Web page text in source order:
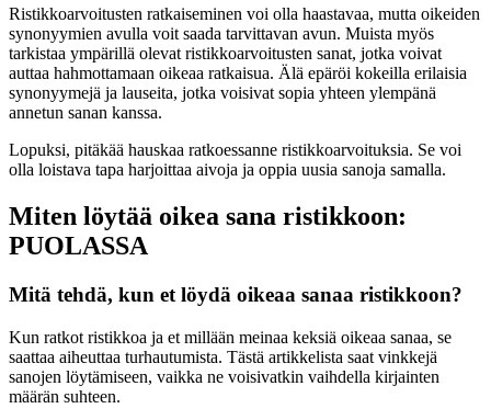
Ristikkoarvoitusten ratkaiseminen voi olla haastavaa, mutta oikeiden
synonyymien avulla voit saada tarvittavan avun. Muista myös
tarkistaa ympärillä olevat ristikkoarvoitusten sanat, jotka voivat
auttaa hahmottamaan oikeaa ratkaisua. Älä epäröi kokeilla erilaisia
synonyymejä ja lauseita, jotka voisivat sopia yhteen ylempänä
annetun sanan kanssa.
Lopuksi, pitäkää hauskaa ratkoessanne ristikkoarvoituksia. Se voi
olla loistava tapa harjoittaa aivoja ja oppia uusia sanoja samalla.
Miten löytää oikea sana ristikkoon:
PUOLASSA
Mitä tehdä, kun et löydä oikeaa sanaa ristikkoon?
Kun ratkot ristikkoa ja et millään meinaa keksiä oikeaa sanaa, se
saattaa aiheuttaa turhautumista. Tästä artikkelista saat vinkkejä
sanojen löytämiseen, vaikka ne voisivatkin vaihdella kirjainten
määrän suhteen.